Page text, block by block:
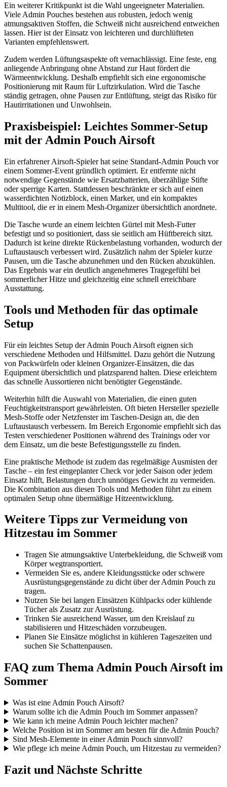
Ein weiterer Kritikpunkt ist die Wahl ungeeigneter Materialien.
Viele Admin Pouches bestehen aus robusten, jedoch wenig
atmungsaktiven Stoffen, die Schweiß nicht ausreichend entweichen
lassen. Hier ist der Einsatz von leichteren und durchlüfteten
Varianten empfehlenswert.
Zudem werden Lüftungsaspekte oft vernachlässigt. Eine feste, eng
anliegende Anbringung ohne Abstand zur Haut fördert die
Wärmeentwicklung. Deshalb empfiehlt sich eine ergonomische
Positionierung mit Raum für Luftzirkulation. Wird die Tasche
ständig getragen, ohne Pausen zur Entlüftung, steigt das Risiko für
Hautirritationen und Unwohlsein.
Praxisbeispiel: Leichtes Sommer-Setup
mit der Admin Pouch Airsoft
Ein erfahrener Airsoft-Spieler hat seine Standard-Admin Pouch vor
einem Sommer-Event gründlich optimiert. Er entfernte nicht
notwendige Gegenstände wie Ersatzbatterien, überzählige Stifte
oder sperrige Karten. Stattdessen beschränkte er sich auf einen
wasserdichten Notizblock, einen Marker, und ein kompaktes
Multitool, die er in einem Mesh-Organizer übersichtlich anordnete.
Die Tasche wurde an einem leichten Gürtel mit Mesh-Futter
befestigt und so positioniert, dass sie seitlich am Hüftbereich sitzt.
Dadurch ist keine direkte Rückenbelastung vorhanden, wodurch der
Luftaustausch verbessert wird. Zusätzlich nahm der Spieler kurze
Pausen, um die Tasche abzunehmen und den Rücken abzukühlen.
Das Ergebnis war ein deutlich angenehmeres Tragegefühl bei
sommerlicher Hitze und gleichzeitig eine schnell erreichbare
Ausstattung.
Tools und Methoden für das optimale
Setup
Für ein leichtes Setup der Admin Pouch Airsoft eignen sich
verschiedene Methoden und Hilfsmittel. Dazu gehört die Nutzung
von Packwürfeln oder kleinen Organizer-Einsätzen, die das
Equipment übersichtlich und platzsparend halten. Diese erleichtern
das schnelle Aussortieren nicht benötigter Gegenstände.
Weiterhin hilft die Auswahl von Materialien, die einen guten
Feuchtigkeitstransport gewährleisten. Oft bieten Hersteller spezielle
Mesh-Stoffe oder Netzfenster im Taschen-Design an, die den
Luftaustausch verbessern. Im Bereich Ergonomie empfiehlt sich das
Testen verschiedener Positionen während des Trainings oder vor
dem Einsatz, um die beste Befestigungsstelle zu finden.
Eine praktische Methode ist zudem das regelmäßige Ausmisten der
Tasche – ein fest eingeplanter Check vor jeder Saison oder jedem
Einsatz hilft, Belastungen durch unnötiges Gewicht zu vermeiden.
Die Kombination aus diesen Tools und Methoden führt zu einem
optimalen Setup ohne übermäßige Hitzeentwicklung.
Weitere Tipps zur Vermeidung von
Hitzestau im Sommer
Tragen Sie atmungsaktive Unterbekleidung, die Schweiß vom
Körper wegtransportiert.
Vermeiden Sie es, andere Kleidungsstücke oder schwere
Ausrüstungsgegenstände zu dicht über der Admin Pouch zu
tragen.
Nutzen Sie bei langen Einsätzen Kühlpacks oder kühlende
Tücher als Zusatz zur Ausrüstung.
Trinken Sie ausreichend Wasser, um den Kreislauf zu
stabilisieren und Hitzeschäden vorzubeugen.
Planen Sie Einsätze möglichst in kühleren Tageszeiten und
suchen Sie Schattenpausen.
FAQ zum Thema Admin Pouch Airsoft im
Sommer
Was ist eine Admin Pouch Airsoft?
Warum sollte ich die Admin Pouch im Sommer anpassen?
Wie kann ich meine Admin Pouch leichter machen?
Welche Position ist im Sommer am besten für die Admin Pouch?
Sind Mesh-Elemente in einer Admin Pouch sinnvoll?
Wie pflege ich meine Admin Pouch, um Hitzestau zu vermeiden?
Fazit und Nächste Schritte